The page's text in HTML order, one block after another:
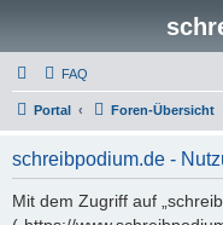
FAQ
Portal Foren-Übersicht
schreibpodium.de -
Mit dem Zugriff auf